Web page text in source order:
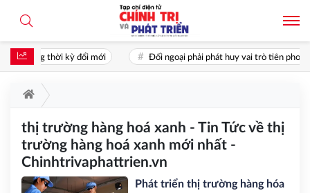
trong thời kỳ đổi mới Đối ngoại phải phát huy vai trò tiên phong:
thị trường hàng hoá xanh - Tin Tức về thị
trường hàng hoá xanh mới nhất -
Chinhtrivaphattrien.vn
Phát triển thị trường hàng hóa